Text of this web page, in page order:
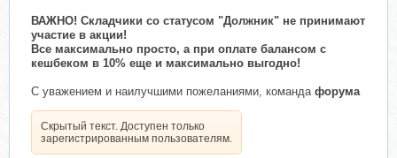
ВАЖНО! Складчики со статусом "Должник" не принимают
участие в акции!
Все максимально просто, а при оплате балансом с
кешбеком в 10% еще и максимально выгодно!
С уважением и наилучшими пожеланиями, команда форума
Скрытый текст. Доступен только
зарегистрированным пользователям.